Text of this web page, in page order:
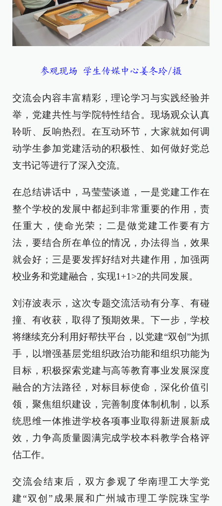
参观现场 学生传媒中心姜冬玲/摄
交流会内容丰富精彩，理论学习与实践经验并
举，党建共性与学院特性结合。现场观众认真
聆听、反响热烈。在互动环节，大家就如何调
动学生参加党建活动的积极性、如何做好党总
支书记等进行了深入交流。
在总结讲话中，马莹莹谈道，一是党建工作在
整个学校的发展中都起到非常重要的作用，责
任重大，使命光荣；二是做党建工作要有方
法，要结合所在单位的情况，办法得当，效果
就会好；三是要发挥好结对共建作用，加强两
校业务和党建融合，实现1+1>2的共同发展。
刘洊波表示，这次专题交流活动有分享、有碰
撞、有收获，取得了预期效果。下一步，学校
将继续充分利用好帮扶平台，以党建“双创”为抓
手，以增强基层党组织政治功能和组织功能为
目标，积极探索党建与高等教育事业发展深度
融合的方法路径，对标目标使命，深化价值引
领，聚焦组织建设，完善制度体制机制，以系
统思维一体推进学校各项事业取得新进展新成
效，力争高质量圆满完成学校本科教学合格评
估工作。
交流会结束后，双方参观了华南理工大学党
建“双创”成果展和广州城市理工学院珠宝学